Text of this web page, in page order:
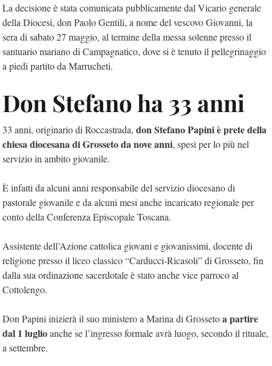
La decisione è stata comunicata pubblicamente dal Vicario generale
della Diocesi, don Paolo Gentili, a nome del vescovo Giovanni, la
sera di sabato 27 maggio, al termine della messa solenne presso il
santuario mariano di Campagnatico, dove si è tenuto il pellegrinaggio
a piedi partito da Marrucheti.
Don Stefano ha 33 anni
33 anni, originario di Roccastrada, don Stefano Papini è prete della
chiesa diocesana di Grosseto da nove anni, spesi per lo più nel
servizio in ambito giovanile.
È infatti da alcuni anni responsabile del servizio diocesano di
pastorale giovanile e da alcuni mesi anche incaricato regionale per
conto della Conferenza Episcopale Toscana.
Assistente dell’Azione cattolica giovani e giovanissimi, docente di
religione presso il liceo classico “Carducci-Ricasoli” di Grosseto, fin
dalla sua ordinazione sacerdotale è stato anche vice parroco al
Cottolengo.
Don Papini inizierà il suo ministero a Marina di Grossetoa partire
dal 1 luglioanche se l’ingresso formale avrà luogo, secondo il rituale,
a settembre.